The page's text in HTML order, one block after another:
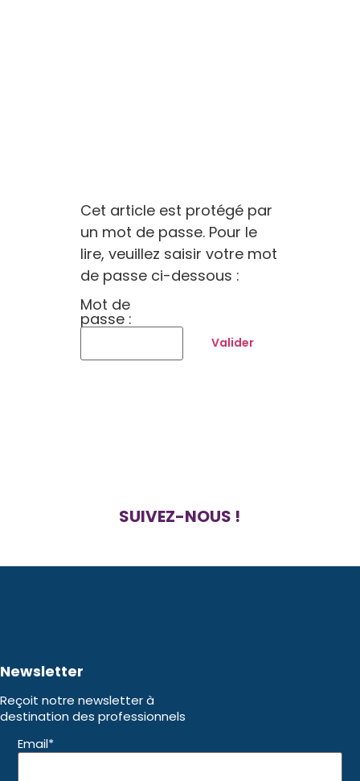
Cet article est protégé par
un mot de passe. Pour le
lire, veuillez saisir votre mot
de passe ci-dessous :
Mot de
passe :
SUIVEZ-NOUS !
Email*
Newsletter
Reçoit notre newsletter à
destination des professionnels